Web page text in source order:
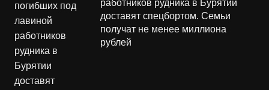
работников рудника в Бурятии
доставят спецбортом. Семьи
получат не менее миллиона
рублей